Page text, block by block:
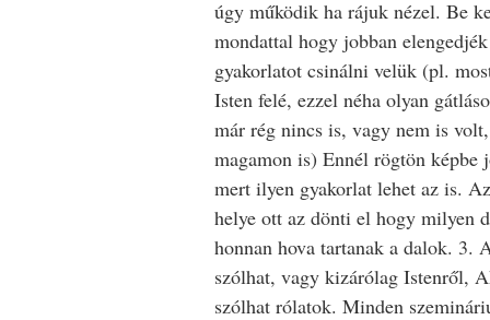
úgy működik ha rájuk nézel. Be
mondattal hogy jobban
gyakorlatot csinálni velük (pl.
Isten felé, ezzel néha olyan
már rég nincs is, vagy nem is
magamon is) Ennél rögtön képbe
mert ilyen gyakorlat lehet az is.
helye ott az dönti el hogy milyen
honnan hova tartanak a dalok. 3.
szólhat, vagy kizárólag Istenről,
szólhat rólatok. Minden